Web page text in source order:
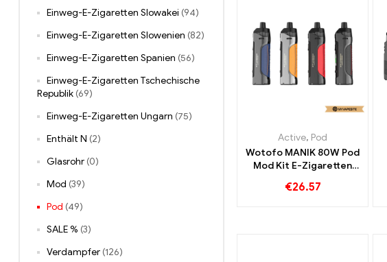
Active, Pod
Wotofo MANIK 80W Pod
Mod Kit E-Zigaretten
€26.57
Einweg-E-Zigaretten Slowakei (94)
Einweg-E-Zigaretten Slowenien (82)
Einweg-E-Zigaretten Spanien (56)
Einweg-E-Zigaretten Tschechische
Republik (69)
Einweg-E-Zigaretten Ungarn (75)
Enthält N (2)
Glasrohr (0)
Mod (39)
Pod (49)
SALE % (3)
Verdampfer (126)